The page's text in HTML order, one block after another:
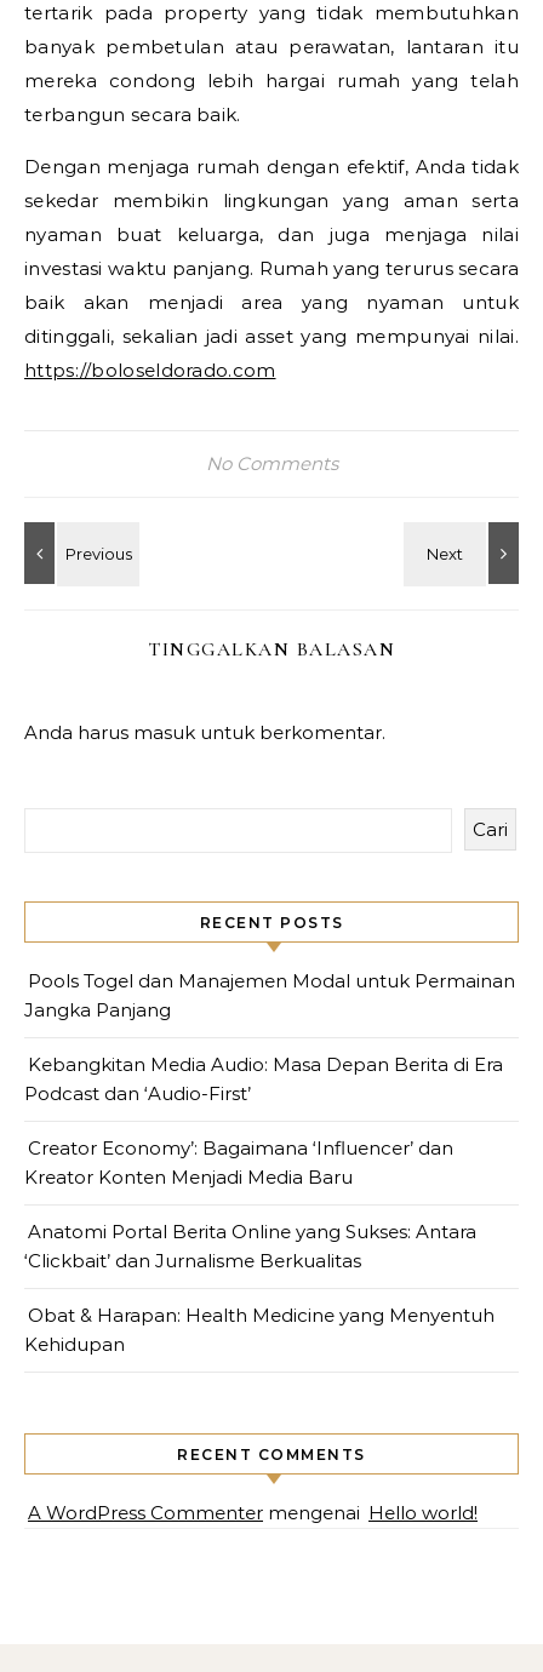
tertarik pada property yang tidak membutuhkan
banyak pembetulan atau perawatan, lantaran itu
mereka condong lebih hargai rumah yang telah
terbangun secara baik.
Dengan menjaga rumah dengan efektif, Anda tidak
sekedar membikin lingkungan yang aman serta
nyaman buat keluarga, dan juga menjaga nilai
investasi waktu panjang. Rumah yang terurus secara
baik akan menjadi area yang nyaman untuk
ditinggali, sekalian jadi asset yang mempunyai nilai.
https://boloseldorado.com
No Comments
TINGGALKAN BALASAN
Anda harus masuk untuk berkomentar.
Cari
RECENT POSTS
Pools Togel dan Manajemen Modal untuk Permainan
Jangka Panjang
Kebangkitan Media Audio: Masa Depan Berita di Era
Podcast dan ‘Audio-First’
Creator Economy’: Bagaimana ‘Influencer’ dan
Kreator Konten Menjadi Media Baru
Anatomi Portal Berita Online yang Sukses: Antara
‘Clickbait’ dan Jurnalisme Berkualitas
Obat & Harapan: Health Medicine yang Menyentuh
Kehidupan
RECENT COMMENTS
A WordPress Commenter mengenai Hello world!